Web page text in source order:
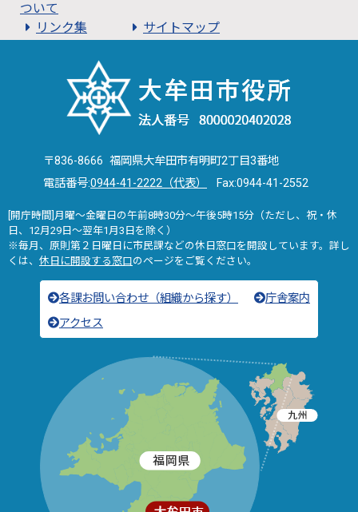
ついて
リンク集
サイトマップ
〒836-8666 福岡県大牟田市有明町2丁目3番地
電話番号:0944-41-2222（代表） Fax:0944-41-2552
[開庁時間]月曜～金曜日の午前8時30分～午後5時15分（ただし、祝・休
日、12月29日～翌年1月3日を除く）
※毎月、原則第２日曜日に市民課などの休日窓口を開設しています。詳し
くは、 休日に開設する窓口のページをご覧ください。
各課お問い合わせ（組織から探す）
庁舎案内
アクセス